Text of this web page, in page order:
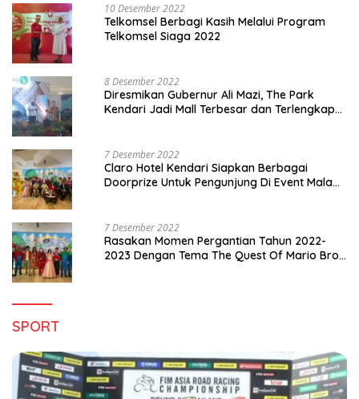
10 Desember 2022
Telkomsel Berbagi Kasih Melalui Program
Telkomsel Siaga 2022
8 Desember 2022
Diresmikan Gubernur Ali Mazi, The Park
Kendari Jadi Mall Terbesar dan Terlengkap
7 Desember 2022
Claro Hotel Kendari Siapkan Berbagai
Doorprize Untuk Pengunjung Di Event Malam
7 Desember 2022
Rasakan Momen Pergantian Tahun 2022-
2023 Dengan Tema The Quest Of Mario Bros
SPORT